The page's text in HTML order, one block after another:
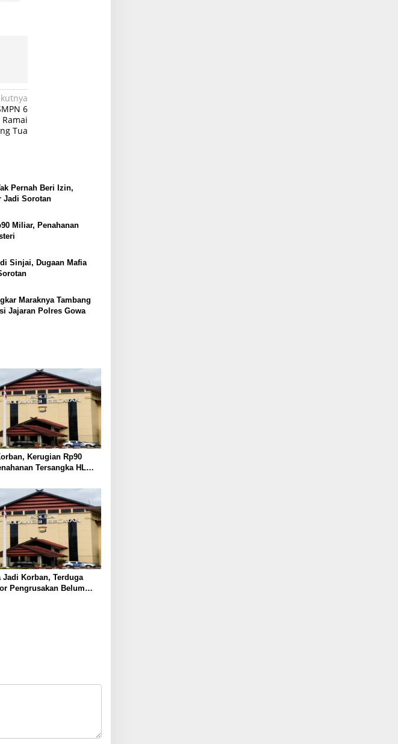
6
Tua
Pernah Beri Izin,
Jadi Sorotan
Miliar, Penahanan
Sinjai, Dugaan Mafia
Maraknya Tambang
Jajaran Polres Gowa
Kerugian Rp90
Tersangka HL
Jadi Korban, Terduga
Pengrusakan Belum